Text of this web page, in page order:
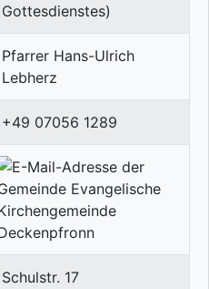
Gottesdienstes)
Pfarrer Hans-Ulrich
Lebherz
+49 07056 1289
Schulstr. 17